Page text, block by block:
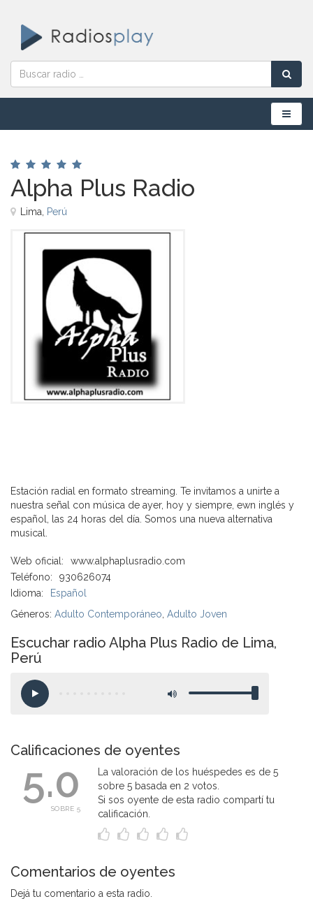
Menú
Alpha Plus Radio
Lima, Perú
Estación radial en formato streaming. Te invitamos a unirte a
nuestra señal con música de ayer, hoy y siempre, ewn inglés y
español, las 24 horas del día. Somos una nueva alternativa
musical.
Web oficial:
www.alphaplusradio.com
Teléfono:
930626074
Idioma:
Español
Géneros: Adulto Contemporáneo Adulto Joven
Escuchar radio Alpha Plus Radio de Lima,
Perú
Calificaciones de oyentes
5.0
SOBRE 5
La valoración de los huéspedes es de 5
sobre 5 basada en 2 votos.
Si sos oyente de esta radio compartí tu
calificación.
Comentarios de oyentes
Dejá tu comentario a esta radio.